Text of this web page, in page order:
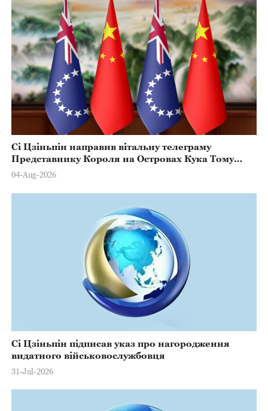
Сі Цзіньпін направив вітальну телеграму
Представнику Короля на Островах Кука Тому
Марстерсу з нагоди Дня Конституції
04-Aug-2026
Сі Цзіньпін підписав указ про нагородження
видатного військовослужбовця
31-Jul-2026